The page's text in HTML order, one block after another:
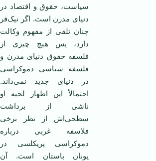
سیاست، حقوق و اقتصاد در
دنیای مدرن است. اگر نیک‌فر
چنان تلقی از مفهوم وکالت
دارد، پس هیچ چیزی از
فلسفه حقوق دنیای مدرن و
فلسفه سیاسی دموکراسی
در دنیای جدید نمی‌داند.
احتمالأ این اظهار لحیه او
ناشی از برداشت
سطحی‌اش از نظر برخی
فلاسفه غربی درباره
دموکراسی پریکلسی در
یونان باستان است. آن